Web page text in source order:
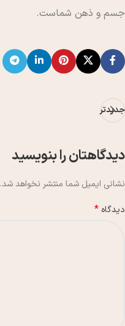
جسم و ذهن شماست.
جدیدتر
دیدگاهتان را بنویسید
نشانی ایمیل شما منتشر نخواهد شد.
دیدگاه *